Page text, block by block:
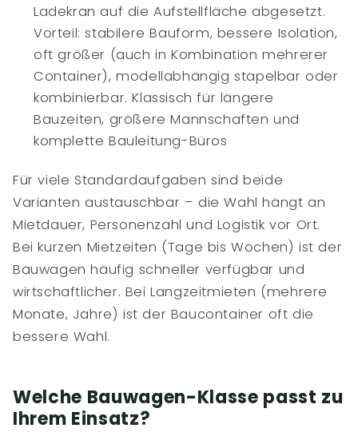
Ladekran auf die Aufstellfläche abgesetzt.
Vorteil: stabilere Bauform, bessere Isolation,
oft größer (auch in Kombination mehrerer
Container), modellabhängig stapelbar oder
kombinierbar. Klassisch für längere
Bauzeiten, größere Mannschaften und
komplette Bauleitung-Büros
Für viele Standardaufgaben sind beide
Varianten austauschbar – die Wahl hängt an
Mietdauer, Personenzahl und Logistik vor Ort.
Bei kurzen Mietzeiten (Tage bis Wochen) ist der
Bauwagen häufig schneller verfügbar und
wirtschaftlicher. Bei Langzeitmieten (mehrere
Monate, Jahre) ist der Baucontainer oft die
bessere Wahl.
Welche Bauwagen-Klasse passt zu
Ihrem Einsatz?